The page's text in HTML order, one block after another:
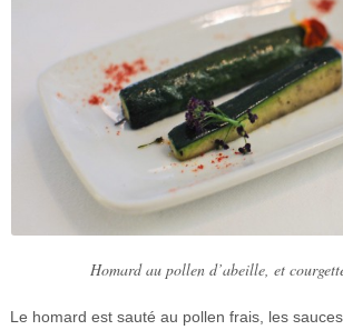
Homard au pollen d’abeille, et
Le homard est sauté au pollen frais, les